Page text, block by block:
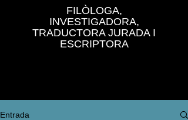
FILÒLOGA,
INVESTIGADORA,
TRADUCTORA JURADA I
ESCRIPTORA
Entrada